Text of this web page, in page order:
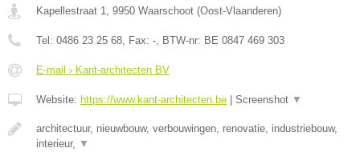
Kapellestraat 1, 9950 Waarschoot (Oost-Vlaanderen)
Tel: 0486 23 25 68, Fax: -, BTW-nr: BE 0847 469 303
E-mail › Kant-architecten BV
Website: https://www.kant-architecten.be Screenshot ▼
architectuur, nieuwbouw, verbouwingen, renovatie, industriebouw,
interieur, ▼